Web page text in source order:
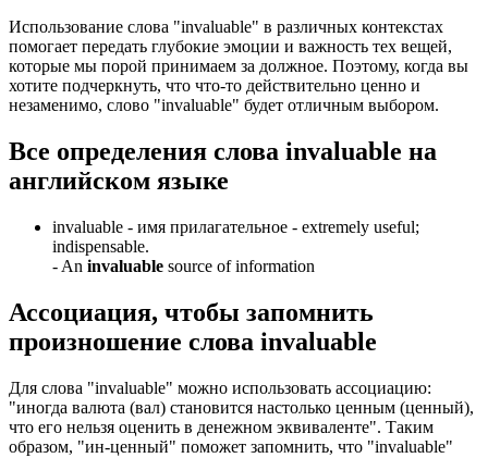
Использование слова "invaluable" в различных контекстах
помогает передать глубокие эмоции и важность тех вещей,
которые мы порой принимаем за должное. Поэтому, когда вы
хотите подчеркнуть, что что-то действительно ценно и
незаменимо, слово "invaluable" будет отличным выбором.
Все определения слова invaluable на
английском языке
invaluable - имя прилагательное - extremely useful;
indispensable.
- An invaluable source of information
Ассоциация, чтобы запомнить
произношение слова invaluable
Для слова "invaluable" можно использовать ассоциацию:
"иногда валюта (вал) становится настолько ценным (ценный),
что его нельзя оценить в денежном эквиваленте". Таким
образом, "ин-ценный" поможет запомнить, что "invaluable"